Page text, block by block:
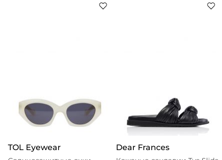
что отпуск не просто место на карте, а внутреннее
TOL Eyewear Dear Frances